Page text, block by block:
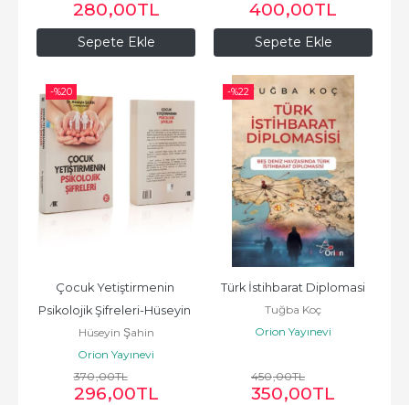
Sepete Ekle
280,00TL
Sepete Ekle
400,00TL
-%20
Çocuk Yetiştirmenin
Psikolojik Şifreleri-Hüseyin
Şahin
Hüseyin Şahin
Orion Yayınevi
370,00TL
296,00TL
-%22
Türk İstihbarat Diplomasi
Tuğba Koç
Orion Yayınevi
450,00TL
350,00TL